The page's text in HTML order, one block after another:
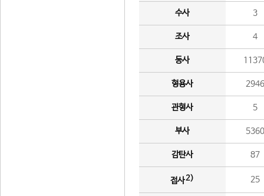
수사 3
조사 4
동사
형용사 2946
관형사 5
부사 5360
감탄사 87
접사2) 25